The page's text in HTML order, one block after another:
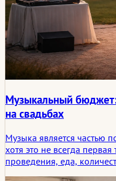
Музыкальный
на свадьбах
Музыка является частью
хотя это не всегда
проведения, еда,